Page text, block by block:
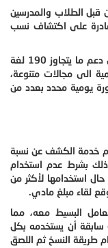
قبل الطلاب والمدرسين
على اكتشاف نسب
يتميز موقع بلاجياريزما بأنه موقع ضخم قادر على دعم ما يتجاوز 190 لغة
الى مجالات متنوعة،
يومية محدد بعدد من
خدمة الكشف عن نسبة
بشرط عدم استخدام
استخدامها لأكثر من
لقاء مبلغ مادي.
البسيط معه، مما
أن يستخدمه بكل
طريقة النسخ ثم اللصق